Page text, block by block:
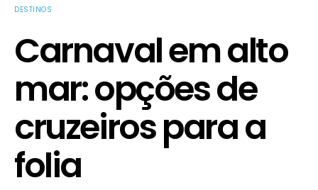
DESTINOS
Carnaval em alto
mar: opções de
cruzeiros para a
folia